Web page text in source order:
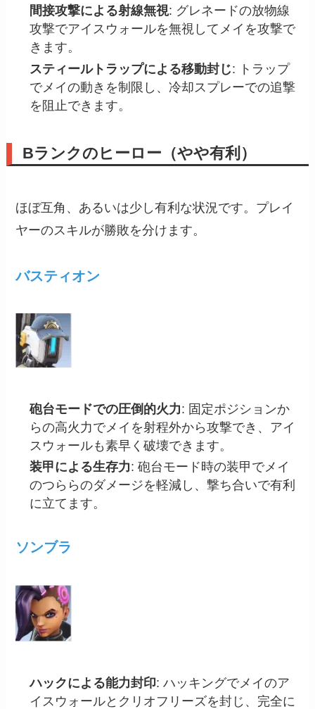
間接攻撃による射線無視: グレネードの放物線
攻撃でアイスウォールを無視してメイを攻撃で
きます。
スティールトラップによる移動封じ: トラップ
でメイの動きを制限し、冷却スプレーでの追撃
を阻止できます。
Bランクのヒーロー（やや有利）
ほぼ互角、あるいは少し有利な状況です。プレイ
ヤーのスキルが勝敗を分けます。
バスティオン
砲台モードでの圧倒的火力: 固定ポジションか
らの高火力でメイを射程外から攻撃でき、アイ
スウォールも素早く破壊できます。
装甲による生存力: 砲台モード時の装甲でメイ
のつららのダメージを軽減し、撃ち合いで有利
に立てます。
ソンブラ
ハックによる能力封印: ハッキングでメイのア
イスウォールとクリオフリーズを封じ、完全に